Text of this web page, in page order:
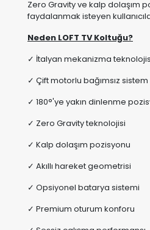
Zero Gravity ve kalp dolaşım
faydalanmak isteyen
Neden LOFT TV Koltuğu?
✓ İtalyan mekanizma
✓ Çift motorlu bağımsız sistem
✓ 180°'ye yakın dinlenme
✓ Zero Gravity teknolojisi
✓ Kalp dolaşım pozisyonu
✓ Akıllı hareket geometrisi
✓ Opsiyonel batarya sistemi
✓ Premium oturum konforu